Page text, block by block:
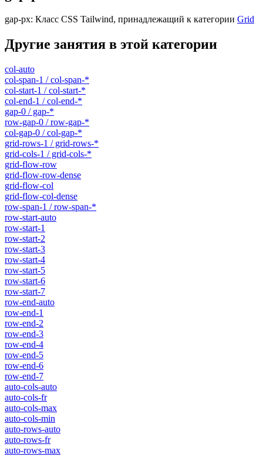
gap-px: Класс CSS Tailwind, принадлежащий к категории Grid
Другие занятия в этой категории
col-auto
col-span-1 / col-span-*
col-start-1 / col-start-*
col-end-1 / col-end-*
gap-0 / gap-*
row-gap-0 / row-gap-*
col-gap-0 / col-gap-*
grid-rows-1 / grid-rows-*
grid-cols-1 / grid-cols-*
grid-flow-row
grid-flow-row-dense
grid-flow-col
grid-flow-col-dense
row-span-1 / row-span-*
row-start-auto
row-start-1
row-start-2
row-start-3
row-start-4
row-start-5
row-start-6
row-start-7
row-end-auto
row-end-1
row-end-2
row-end-3
row-end-4
row-end-5
row-end-6
row-end-7
auto-cols-auto
auto-cols-fr
auto-cols-max
auto-cols-min
auto-rows-auto
auto-rows-fr
auto-rows-max